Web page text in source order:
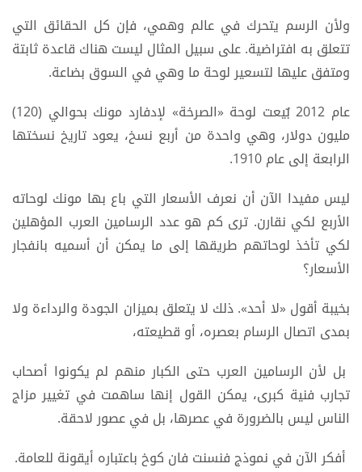
ولأن الرسم يتحرك في عالم وهمي، فإن كل الحقائق التي
تتعلق به افتراضية. على سبيل المثال ليست هناك قاعدة ثابتة
ومتفق عليها لتسعير لوحة ما وهي في السوق بضاعة.
عام 2012 بٌيعت لوحة «الصرخة» لإدفارد مونك بحوالي (120)
مليون دولار، وهي واحدة من أربع نسخ، يعود تاريخ نسختها
الرابعة إلى عام 1910.
ليس مفيدا الآن أن نعرف الأسعار التي باع بها مونك لوحاته
الأربع لكي نقارن. ترى كم هو عدد الرسامين العرب المؤهلين
لكي تأخذ لوحاتهم طريقها إلى ما يمكن أن أسميه بانفجار
الأسعار؟
بخيبة أقول «لا أحد». ذلك لا يتعلق بميزان الجودة والرداءة ولا
بمدى اتصال الرسام بعصره، أو قطيعته،
بل لأن الرسامين العرب حتى الكبار منهم لم يكونوا أصحاب
تجارب فنية كبرى، يمكن القول إنها ساهمت في تغيير مزاج
الناس ليس بالضرورة في عصرها، بل في عصور لاحقة.
أفكر الآن في نموذج فنسنت فان كوخ باعتباره أيقونة للعامة.